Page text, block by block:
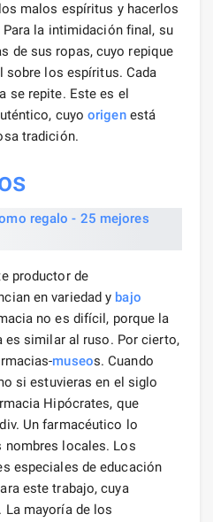
malos espíritus y hacerlos
la intimidación final, su
de sus ropas, cuyo repique
sobre los espíritus. Cada
se repite. Este es el
cuyoorigenestá
tradición.
productor de
en variedad y bajo
no es difícil, porque la
es similar al ruso. Por cierto,
museos. Cuando
si estuvieras en el siglo
Hipócrates, que
Un farmacéutico lo
locales. Los
especiales de educación
este trabajo, cuya
La mayoría de los